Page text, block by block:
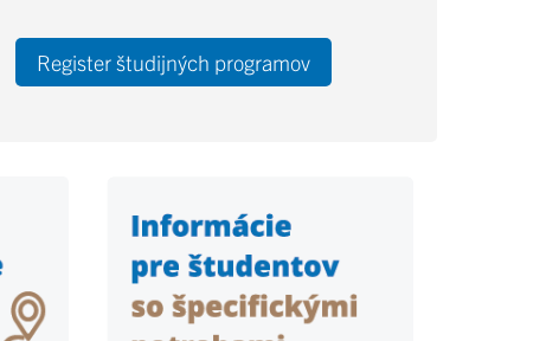
Register študijných programov